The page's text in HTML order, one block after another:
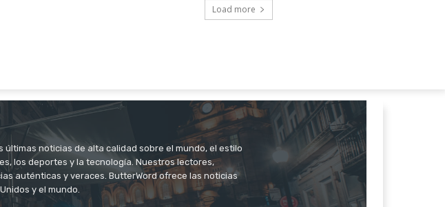
Load more
noticias de alta calidad sobre el mundo, el estilo
los deportes y la tecnología. Nuestros lectores,
auténticas y veraces. ButterWord ofrece las noticias
y el mundo.